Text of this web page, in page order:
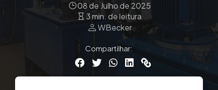
08 de Julho de 2025
3 min. de leitura
personWBecker
Compartilhar: